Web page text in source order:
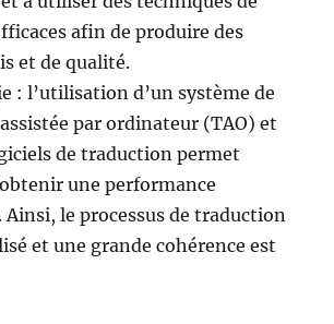
afin de produire des
et de qualité.
: l’utilisation d’un système de
par ordinateur (TAO) et
de traduction permet
une performance
Ainsi, le processus de traduction
et une grande cohérence est